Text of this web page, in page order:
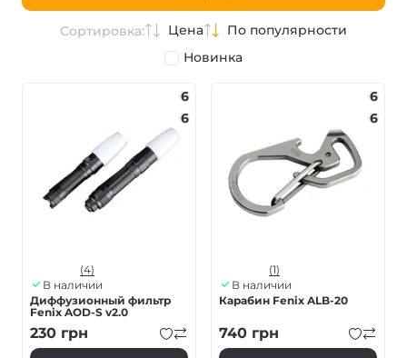
Сортировка: Цена
По популярности
Новинка
6
6
(4)
В наличии
Диффузионный фильтр
Fenix AOD-S v2.0
230 грн
6
6
(1)
В наличии
Карабин Fenix ALB-20
740 грн